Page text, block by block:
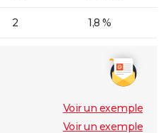
2 1,8 %
Voir un exemple
Voir un exemple